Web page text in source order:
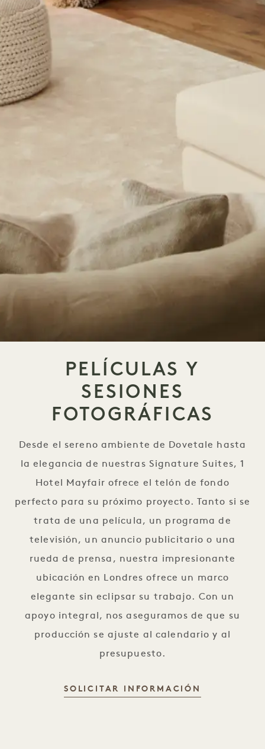
PELÍCULAS Y
SESIONES
FOTOGRÁFICAS
Desde el sereno ambiente de Dovetale hasta
la elegancia de nuestras Signature Suites, 1
Hotel Mayfair ofrece el telón de fondo
perfecto para su próximo proyecto. Tanto si se
trata de una película, un programa de
televisión, un anuncio publicitario o una
rueda de prensa, nuestra impresionante
ubicación en Londres ofrece un marco
elegante sin eclipsar su trabajo. Con un
apoyo integral, nos aseguramos de que su
producción se ajuste al calendario y al
presupuesto.
SOLICITAR INFORMACIÓN